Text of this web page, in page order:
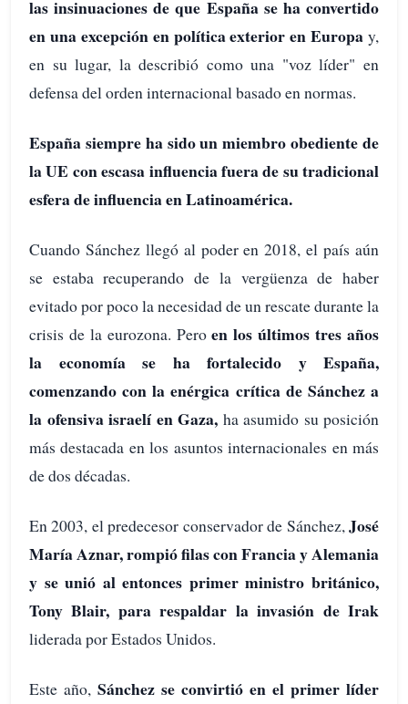
las insinuaciones de que España se ha convertido
en una excepción en política exterior en Europa y,
en su lugar, la describió como una "voz líder" en
defensa del orden internacional basado en normas.
España siempre ha sido un miembro obediente de
la UE con escasa influencia fuera de su tradicional
esfera de influencia en Latinoamérica.
Cuando Sánchez llegó al poder en 2018, el país aún
se estaba recuperando de la vergüenza de haber
evitado por poco la necesidad de un rescate durante la
crisis de la eurozona. Peroen los últimos tres años
la economía se ha fortalecido y España,
comenzando con la enérgica crítica de Sánchez a
la ofensiva israelí en Gaza, ha asumido su posición
más destacada en los asuntos internacionales en más
de dos décadas.
En 2003, el predecesor conservador de Sánchez,José
María Aznar, rompió filas con Francia y Alemania
y se unió al entonces primer ministro británico,
Tony Blair, para respaldar la invasión de Irak
liderada por Estados Unidos.
Este año, Sánchez se convirtió en el primer líder